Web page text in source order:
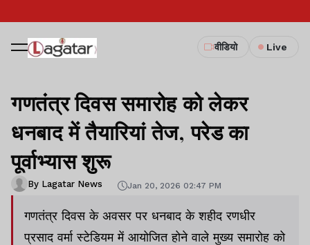
वीडियो Live
गणतंत्र दिवस समारोह को लेकर
धनबाद में तैयारियां तेज, परेड का
पूर्वाभ्यास शुरू
By Lagatar News Jan 20, 2026 02:47 PM
गणतंत्र दिवस के अवसर पर धनबाद के शहीद रणधीर
प्रसाद वर्मा स्टेडियम में आयोजित होने वाले मुख्य समारोह को